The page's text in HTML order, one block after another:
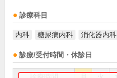
診療科目
内科 糖尿病内科 消化器内科
診療/受付時間・休診日